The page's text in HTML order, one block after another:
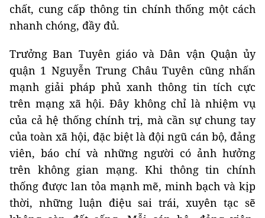
chất, cung cấp thông tin chính thống một cách
nhanh chóng, đầy đủ.
Trưởng Ban Tuyên giáo và Dân vận Quận ủy
quận 1 Nguyễn Trung Châu Tuyên cũng nhấn
mạnh giải pháp phủ xanh thông tin tích cực
trên mạng xã hội. Đây không chỉ là nhiệm vụ
của cả hệ thống chính trị, mà cần sự chung tay
của toàn xã hội, đặc biệt là đội ngũ cán bộ, đảng
viên, báo chí và những người có ảnh hưởng
trên không gian mạng. Khi thông tin chính
thống được lan tỏa mạnh mẽ, minh bạch và kịp
thời, những luận điệu sai trái, xuyên tạc sẽ